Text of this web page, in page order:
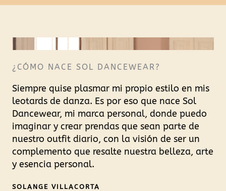
¿CÓMO NACE SOL DANCEWEAR?
Siempre quise plasmar mi propio estilo en mis
leotards de danza. Es por eso que nace Sol
Dancewear, mi marca personal, donde puedo
imaginar y crear prendas que sean parte de
nuestro outfit diario, con la visión de ser un
complemento que resalte nuestra belleza, arte
y esencia personal.
SOLANGE VILLACORTA